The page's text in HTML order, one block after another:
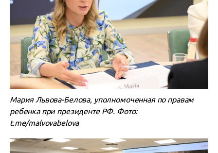
Мария Львова-Белова, уполномоченная по правам
ребенка при президенте РФ. Фото:
t.me/malvovabelova